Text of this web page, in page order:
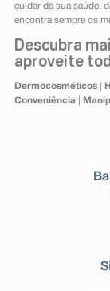
cuidar da sua saúde,
encontra sempre os
Descubra
aproveite
Dermocosméticos|
Conveniência|